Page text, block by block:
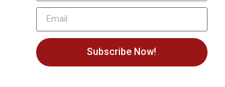
Subscribe Now!